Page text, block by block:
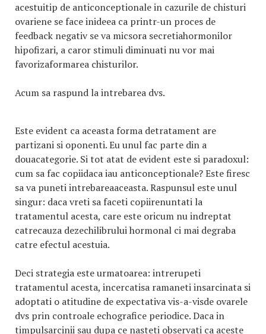
acestuitip de anticonceptionale in cazurile de chisturi
ovariene se face inideea ca printr-un proces de
feedback negativ se va micsora secretiahormonilor
hipofizari, a caror stimuli diminuati nu vor mai
favorizaformarea chisturilor.
Acum sa raspund la intrebarea dvs.
Este evident ca aceasta forma detratament are
partizani si oponenti. Eu unul fac parte din a
douacategorie. Si tot atat de evident este si paradoxul:
cum sa fac copiidaca iau anticonceptionale? Este firesc
sa va puneti intrebareaaceasta. Raspunsul este unul
singur: daca vreti sa faceti copiirenuntati la
tratamentul acesta, care este oricum nu indreptat
catrecauza dezechilibrului hormonal ci mai degraba
catre efectul acestuia.
Deci strategia este urmatoarea: intrerupeti
tratamentul acesta, incercatisa ramaneti insarcinata si
adoptati o atitudine de expectativa vis-a-visde ovarele
dvs prin controale echografice periodice. Daca in
timpulsarcinii sau dupa ce nasteti observati ca aceste